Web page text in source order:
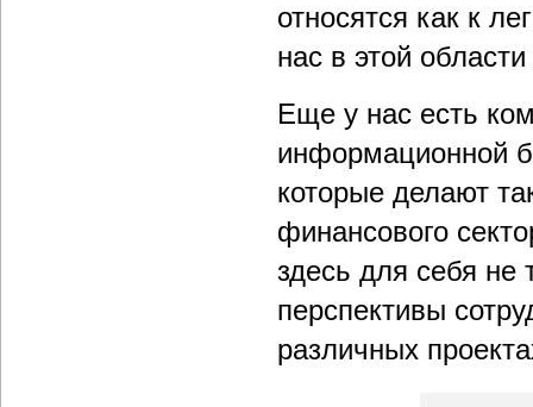
относятся как к
нас в этой
Еще у нас есть
информационной
которые делают
финансового
здесь для себя не
перспективы
различных